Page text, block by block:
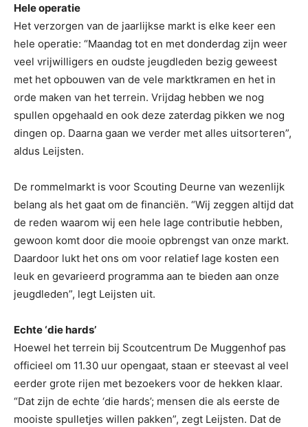
Hele operatie
Het verzorgen van de jaarlijkse markt is elke keer een
hele operatie: “Maandag tot en met donderdag zijn weer
veel vrijwilligers en oudste jeugdleden bezig geweest
met het opbouwen van de vele marktkramen en het in
orde maken van het terrein. Vrijdag hebben we nog
spullen opgehaald en ook deze zaterdag pikken we nog
dingen op. Daarna gaan we verder met alles uitsorteren”,
aldus Leijsten.
De rommelmarkt is voor Scouting Deurne van wezenlijk
belang als het gaat om de financiën. “Wij zeggen altijd dat
de reden waarom wij een hele lage contributie hebben,
gewoon komt door die mooie opbrengst van onze markt.
Daardoor lukt het ons om voor relatief lage kosten een
leuk en gevarieerd programma aan te bieden aan onze
jeugdleden”, legt Leijsten uit.
Echte ‘die hards’
Hoewel het terrein bij Scoutcentrum De Muggenhof pas
officieel om 11.30 uur opengaat, staan er steevast al veel
eerder grote rijen met bezoekers voor de hekken klaar.
“Dat zijn de echte ‘die hards’; mensen die als eerste de
mooiste spulletjes willen pakken”, zegt Leijsten. Dat de